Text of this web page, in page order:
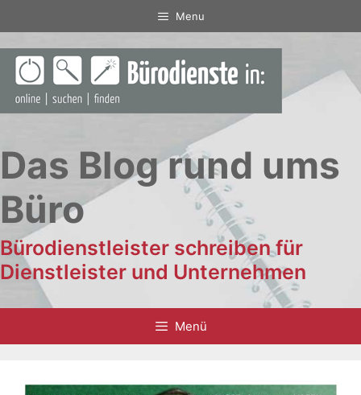
Inhalt
springen
Menu
Das Blog rund ums
Büro
Bürodienstleister schreiben für
Dienstleister und Unternehmen
Menü